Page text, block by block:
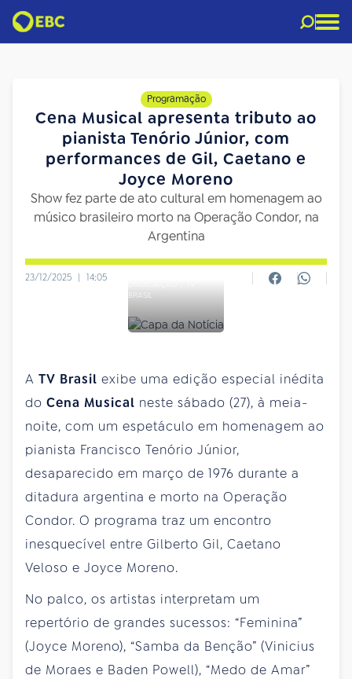
Programação
Cena Musical apresenta tributo ao
pianista Tenório Júnior, com
performances de Gil, Caetano e
Joyce Moreno
Show fez parte de ato cultural em homenagem ao
músico brasileiro morto na Operação Condor, na
Argentina
23/12/2025 | 14:05
BRASIL
A TV Brasil exibe uma edição especial inédita
do Cena Musical neste sábado (27), à meia-
noite, com um espetáculo em homenagem ao
pianista Francisco Tenório Júnior,
desaparecido em março de 1976 durante a
ditadura argentina e morto na Operação
Condor. O programa traz um encontro
inesquecível entre Gilberto Gil, Caetano
Veloso e Joyce Moreno.
No palco, os artistas interpretam um
repertório de grandes sucessos: “Feminina”
(Joyce Moreno), “Samba da Benção” (Vinicius
de Moraes e Baden Powell), “Medo de Amar”